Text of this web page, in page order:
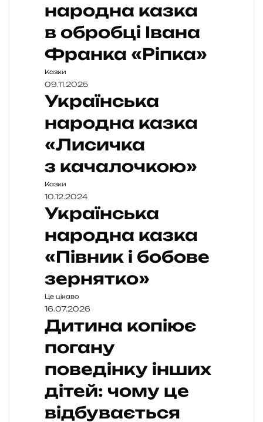
народна казка
в обробці Івана
Франка «Ріпка»
Казки
09.11.2025
Українська
народна казка
«Лисичка
з качалочкою»
Казки
10.12.2024
Українська
народна казка
«Півник і бобове
зернятко»
Це цікаво
16.07.2026
Дитина копіює
погану
поведінку інших
дітей: чому це
відбувається